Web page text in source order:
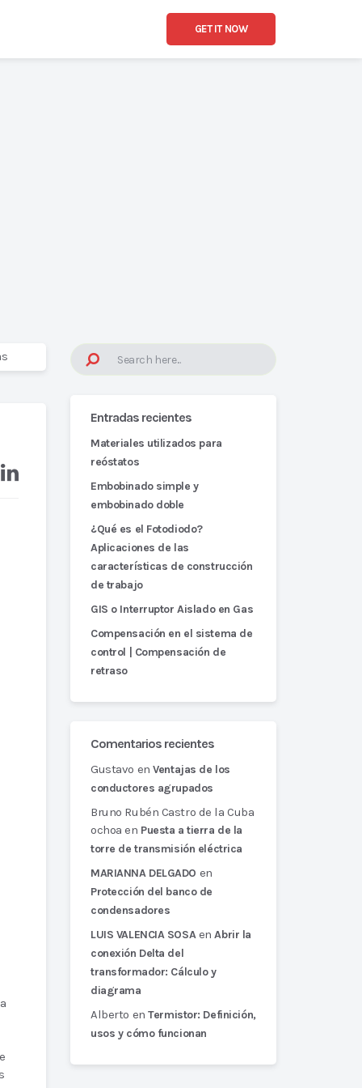
GET IT NOW
Entradas recientes
Materiales utilizados para
reóstatos
Embobinado simple y
embobinado doble
¿Qué es el Fotodiodo?
Aplicaciones de las
características de construcción
de trabajo
GIS o Interruptor Aislado en Gas
Compensación en el sistema de
control | Compensación de
retraso
Comentarios recientes
Gustavo enVentajas de los
conductores agrupados
Bruno Rubén Castro de la Cuba
ochoa en Puesta a tierra de la
torre de transmisión eléctrica
MARIANNA DELGADO en
Protección del banco de
condensadores
LUIS VALENCIA SOSAenAbrir la
conexión Delta del
transformador: Cálculo y
diagrama
Alberto enTermistor: Definición,
usos y cómo funcionan